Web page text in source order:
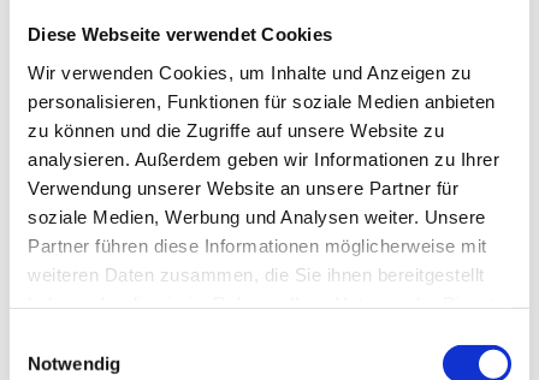
Diese Webseite verwendet Cookies
Wir verwenden Cookies, um Inhalte und Anzeigen zu
personalisieren, Funktionen für soziale Medien anbieten
zu können und die Zugriffe auf unsere Website zu
analysieren. Außerdem geben wir Informationen zu Ihrer
Verwendung unserer Website an unsere Partner für
soziale Medien, Werbung und Analysen weiter. Unsere
Partner führen diese Informationen möglicherweise mit
weiteren Daten zusammen, die Sie ihnen bereitgestellt
Notwendig
Achtsamkeitspraxis (1)
Ahnen(1)
Alleinsein(3)
Allgemein(197)
Amrit Vela(1)
Angst(6)
Arjuna(2)
Astrologie(1)
Atem(41)
Atmung(3)
Aufrichtung(2)